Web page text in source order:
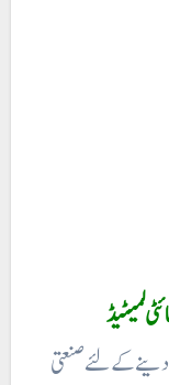
لمیٹیڈ
کے لئے صنعتی